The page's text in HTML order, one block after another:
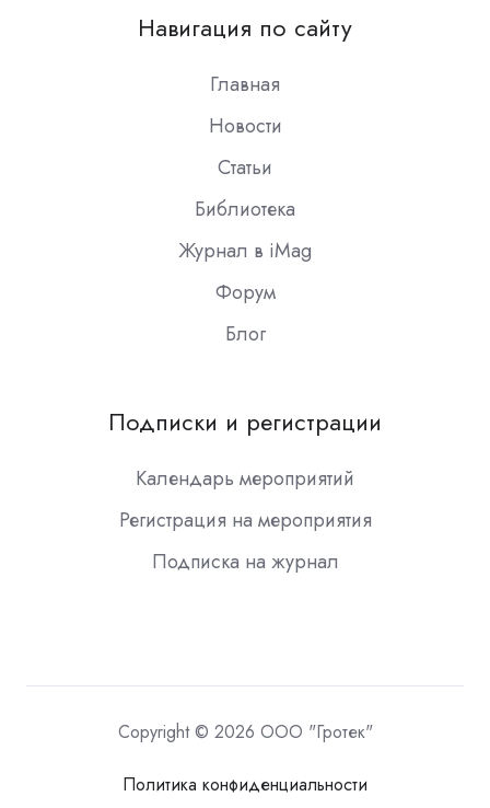
Slack
Навигация по сайту
Главная
Новости
Статьи
Библиотека
Журнал в iMag
Форум
Блог
Подписки и регистрации
Календарь мероприятий
Регистрация на мероприятия
Подписка на журнал
Copyright © 2026 ООО "Гротек"
Политика конфиденциальности